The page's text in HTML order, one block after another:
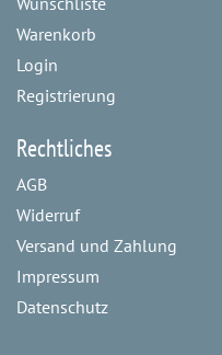
Warenkorb
Login
Registrierung
Rechtliches
AGB
Widerruf
Versand und Zahlung
Impressum
Datenschutz